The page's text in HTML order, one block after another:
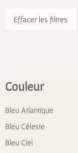
Effacer les filtres
Couleur
Bleu Atlantique
Bleu Céleste
Bleu Ciel